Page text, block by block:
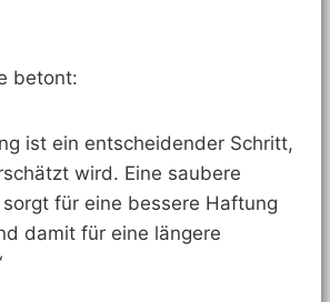
betont:
ist ein entscheidender Schritt,
wird. Eine saubere
für eine bessere Haftung
damit für eine längere